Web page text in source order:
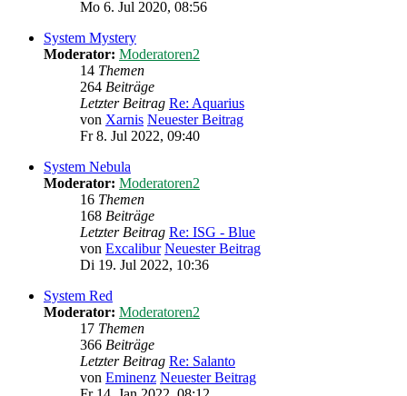
Mo 6. Jul 2020, 08:56
System Mystery
Moderator: Moderatoren2
14 Themen
264 Beiträge
Letzter Beitrag Re: Aquarius
von Xarnis Neuester Beitrag
Fr 8. Jul 2022, 09:40
System Nebula
Moderator: Moderatoren2
16 Themen
168 Beiträge
Letzter Beitrag Re: ISG - Blue
von Excalibur Neuester Beitrag
Di 19. Jul 2022, 10:36
System Red
Moderator: Moderatoren2
17 Themen
366 Beiträge
Letzter Beitrag Re: Salanto
von Eminenz Neuester Beitrag